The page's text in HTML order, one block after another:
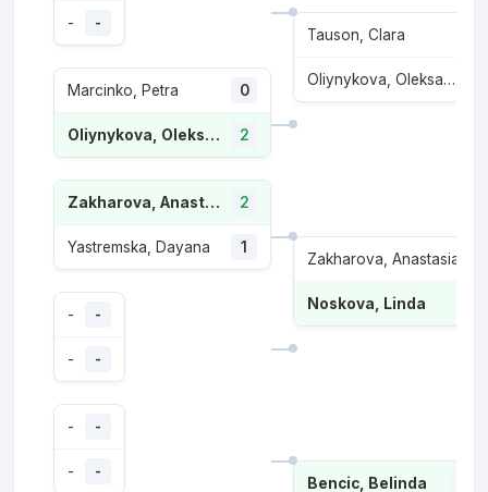
- -
Marcinko, Petra 0
Oliynykova, Oleksandra 2
Zakharova, Anastasia 2
Yastremska, Dayana 1
- -
- -
- -
- -
Tauson, Clara
Oliynykova, Oleksandra
Zakharova, Anastasia
Noskova, Linda
Bencic, Belinda